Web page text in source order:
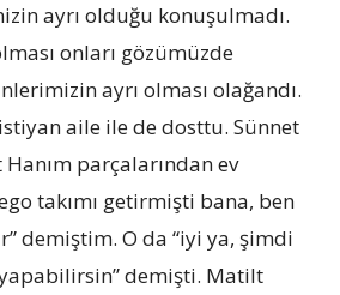
ayrı olduğu konuşulmadı.
onları gözümüzde
ayrı olması olağandı.
aile ile de dosttu. Sünnet
parçalarından ev
takımı getirmişti bana, ben
demiştim. O da “iyi ya, şimdi
demişti. Matilt